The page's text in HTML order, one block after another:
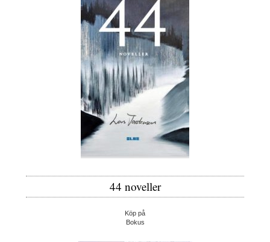
44 noveller
Köp på
Bokus